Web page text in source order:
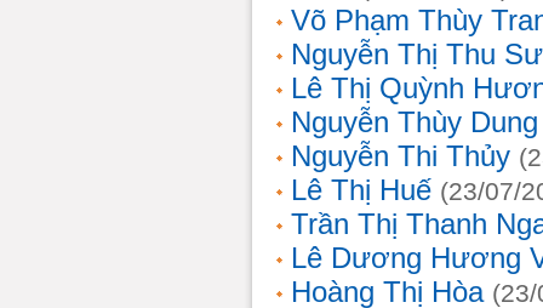
Võ Phạm Thùy
Nguyễn Thị Thu
Lê Thị Quỳnh
Nguyễn Thùy Dung
Nguyễn Thi Thủy
Lê Thị Huế (23/07/
Trần Thị Thanh
Lê Dương Hương
Hoàng Thị Hòa